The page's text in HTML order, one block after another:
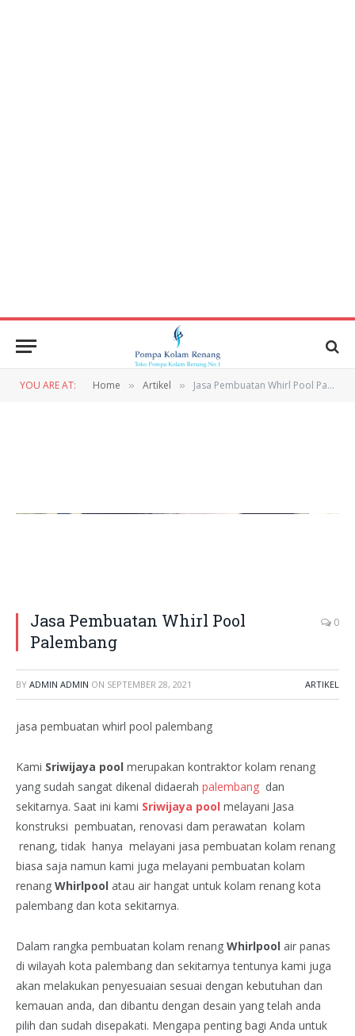
YOU ARE AT: Home » Artikel » Jasa Pembuatan Whirl Pool Palembang
Jasa Pembuatan Whirl Pool
Palembang
0
BY ADMIN ADMIN ON SEPTEMBER 28, 2021 ARTIKEL
jasa pembuatan whirl pool palembang
Kami Sriwijaya pool merupakan kontraktor kolam renang
yang sudah sangat dikenal didaerah palembang dan
sekitarnya. Saat ini kami Sriwijaya pool melayani Jasa
konstruksi pembuatan, renovasi dam perawatan kolam
renang, tidak hanya melayani jasa pembuatan kolam renang
biasa saja namun kami juga melayani pembuatan kolam
renang Whirlpool atau air hangat untuk kolam renang kota
palembang dan kota sekitarnya.
Dalam rangka pembuatan kolam renang Whirlpool air panas
di wilayah kota palembang dan sekitarnya tentunya kami juga
akan melakukan penyesuaian sesuai dengan kebutuhan dan
kemauan anda, dan dibantu dengan desain yang telah anda
pilih dan sudah disepakati. Mengapa penting bagi Anda untuk